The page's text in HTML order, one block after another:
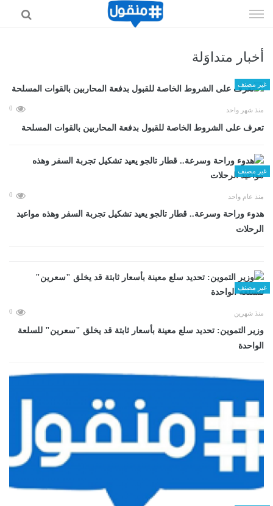
الى
أخبار متداوَلة
غير مصنف
منذ شهر واحد 0
تعرف على الشروط الخاصة للقبول بدفعة المحاربين بالقوات المسلحة
غير مصنف
منذ عام واحد 0
هدوء وراحة وسرعة.. قطار تالجو يعيد تشكيل تجربة السفر وهذه مواعيد
الرحلات
غير مصنف
منذ شهرين 0
وزير التموين: تحديد سلع معينة بأسعار ثابتة قد يخلق "سعرين" للسلعة
الواحدة